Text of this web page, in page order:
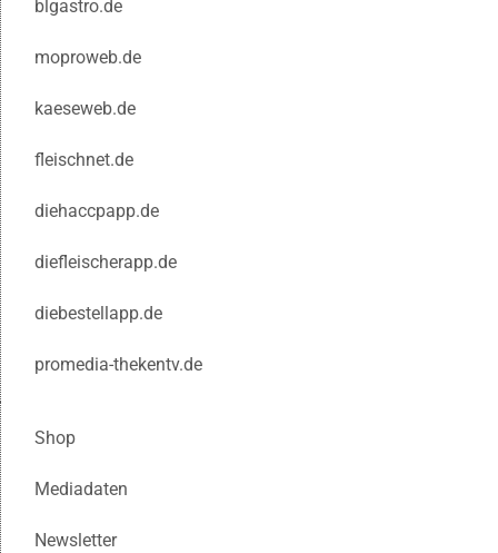
blgastro.de
moproweb.de
kaeseweb.de
fleischnet.de
diehaccpapp.de
diefleischerapp.de
diebestellapp.de
promedia-thekentv.de
Shop
Mediadaten
Newsletter